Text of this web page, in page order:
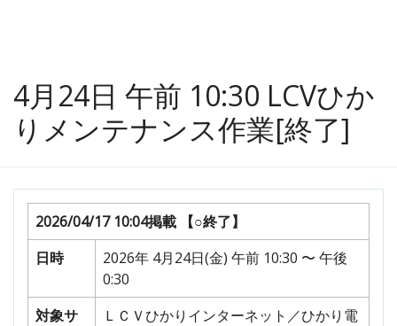
4月24日 午前 10:30 LCVひか
りメンテナンス作業[終了]
2026/04/17 10:04掲載
【○終了】
日時
2026年 4月24日(金) 午前 10:30 〜 午後
0:30
対象サ
ＬＣＶひかりインターネット／ひかり電